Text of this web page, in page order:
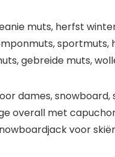
muts, herfst
sportmuts,
gebreide muts,
dames,
overall met
voor